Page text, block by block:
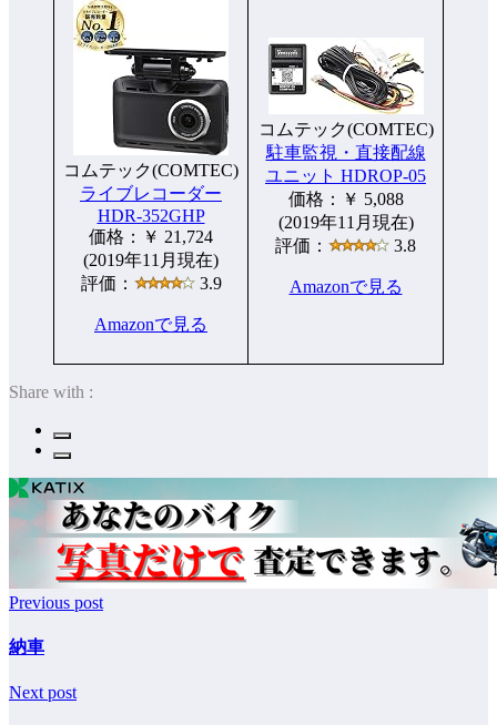
コムテック(COMTEC)
ライブレコーダー
HDR-352GHP
価格：￥ 21,724
(2019年11月現在)
評価：
3.9
Amazonで見る
コムテック(COMTEC)
駐車監視・直接配線
ユニット HDROP-05
価格：￥ 5,088
(2019年11月現在)
評価：
3.8
Amazonで見る
Share with :
Previous post
納車
Next post